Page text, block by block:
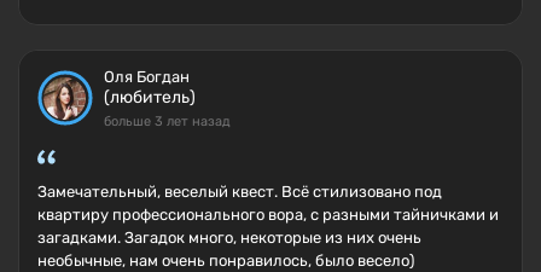
Оля Богдан
(любитель)
больше 3 лет назад
Замечательный, веселый квест. Всё стилизовано под
квартиру профессионального вора, с разными тайничками и
загадками. Загадок много, некоторые из них очень
необычные, нам очень понравилось, было весело)